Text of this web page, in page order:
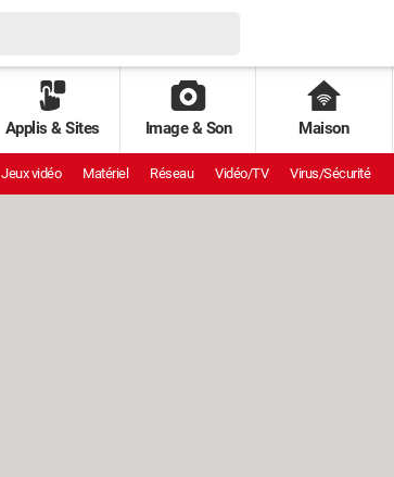
Applis & Sites Image & Son Maison
Jeux vidéo Matériel Réseau Vidéo/TV Virus/Sécurité